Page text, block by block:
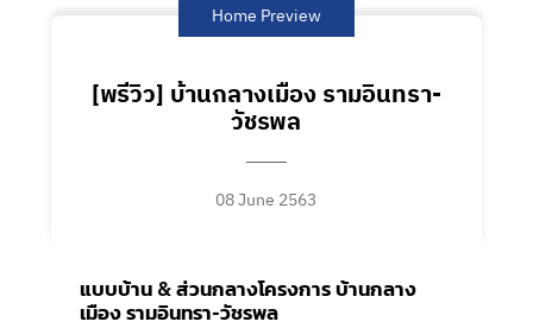
Home Preview
[พรีวิว] บ้านกลางเมือง รามอินทรา-
วัชรพล
08 June 2563
แบบบ้าน & ส่วนกลางโครงการบ้านกลาง
เมือง รามอินทรา-วัชรพล